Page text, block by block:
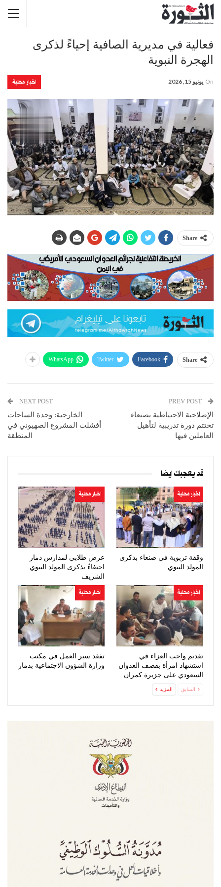
فعالية في مديرية الصافية إحياءً لذكرى
الهجرة النبوية
اخبار محلية On يونيو 15, 2026
Share
Share
Facebook
Twitter
WhatsApp
الإصلاحية الاحتياطية بصنعاء
تختتم دورة تدريبية لتأهيل
العاملين فيها
NEXT POST
الخارجية: وحدة الساحات
أفشلت المشروع الصهيوني في
المنطقة
قد يعجبك ايضا
اخبار محلية
وقفة تربوية في صنعاء بذكرى
المولد النبوي
اخبار محلية
عرض طلابي لمدارس ذمار
احتفاءً بذكرى المولد النبوي
الشريف
اخبار محلية
تقديم واجب العزاء في
استشهاد امرأة بقصف العدوان
السعودي على جزيرة كمران
اخبار محلية
تفقد سير العمل في مكتب
وزارة الشؤون الاجتماعية بذمار
السابق المزيد